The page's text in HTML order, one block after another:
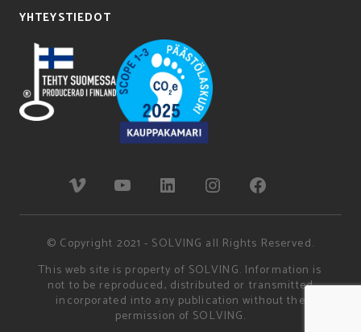
YHTEYSTIEDOT
© Copyright 2021 - SOLVING all Rights Reserved.
This web site is property of SOLVING. Information is
not to be reproduced, distributed or transmitted
incorporated into any publication without the
permission of SOLVING.